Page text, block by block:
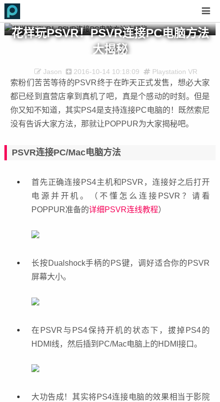
花样玩PSVR！PSVR连接PC电脑方法
大揭秘
Jason 2016-10-14 10:18:09 Playstation VR
索粉们苦苦等待的PSVR终于在昨天正式发售，想必大家
都已经到直营店拿到真机了吧，真是个感动的时刻。但是
你又知不知道，其实PS4是支持连接PC电脑的！既然索尼
没有告诉大家方法，那就让POPPUR为大家揭秘吧。
PSVR连接PC/Mac电脑方法
首先正确连接PS4主机和PSVR，连接好之后打开
电源并开机。（不懂怎么连接PSVR？请看
POPPUR准备的详细PSVR连线教程）
长按Dualshock手柄的PS键，调好适合你的PSVR
屏幕大小。
在PSVR与PS4保持开机的状态下，拔掉PS4的
HDMI线，然后插到PC/Mac电脑上的HDMI接口。
大功告成！其实将PS4连接电脑的效果相当于影院